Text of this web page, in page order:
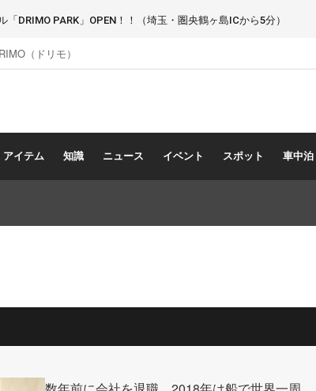
DRIMO PARK」OPEN！！（埼玉・圏央鶴ヶ島ICから5分）
（ドリモ）
アイテム 知識 ニュース イベント スポット 車中泊